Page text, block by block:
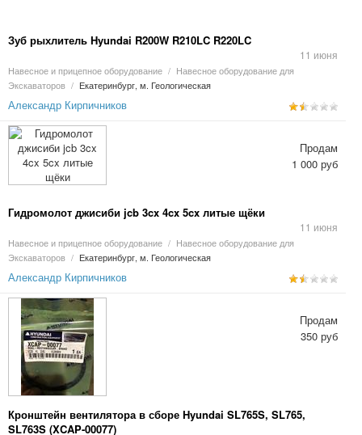
Зуб рыхлитель Hyundai R200W R210LC R220LC
11 июня
Навесное и прицепное оборудование / Навесное оборудование для
Экскаваторов / Екатеринбург, м. Геологическая
Александр Кирпичников
Гидромолот джисиби jcb 3cx 4cx 5cx литые щёки
11 июня
Навесное и прицепное оборудование / Навесное оборудование для
Экскаваторов / Екатеринбург, м. Геологическая
Продам
1 000 руб
Александр Кирпичников
Кронштейн вентилятора в сборе Hyundai SL765S, SL765,
SL763S (XCAP-00077)
Продам
350 руб